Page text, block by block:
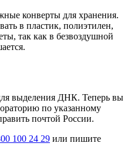
конверты для хранения.
в пластик, полиэтилен,
так как в безвоздушной
выделения ДНК. Теперь вы
по указанному
почтой России.
100 24 29 или пишите